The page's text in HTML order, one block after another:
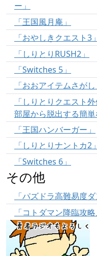
ー」
「王国風月庵」
「おやしきクエスト3」
「しりとりRUSH2」
「Switches 5」
「おおアイテムさがし
「しりとりクエスト
部屋から脱出する簡単
「王国ハンバーガー」
「しりとりナントカ2」
「Switches 6」
その他
「パズドラ高難易度
「コトダマン降臨攻